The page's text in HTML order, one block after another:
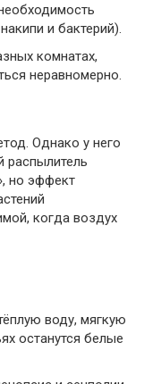
и бактерий).
комнатах,
неравномерно.
Однако у него
распылитель
но эффект
когда воздух
воду, мягкую
останутся белые